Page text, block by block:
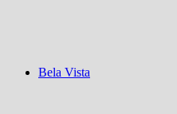
Bela Vista